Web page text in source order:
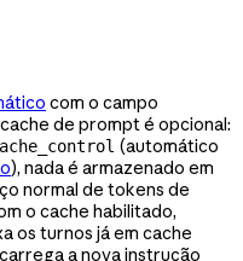
com o campo
de prompt é opcional:
(automático
), nada é armazenado em
normal de tokens de
o cache habilitado,
os turnos já em cache
a nova instrução